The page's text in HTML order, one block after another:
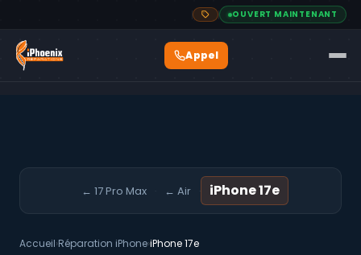
OUVERT MAINTENANT
← 17 Pro Max ← Air iPhone 17e
Accueil›Réparation iPhone›iPhone 17e